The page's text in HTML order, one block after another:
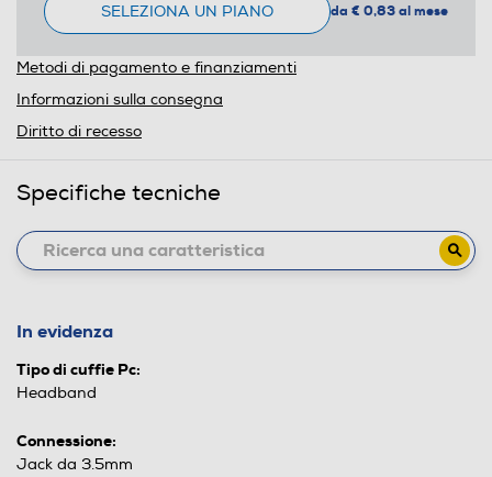
SELEZIONA UN PIANO da € 0,83 al mese
Metodi di pagamento e finanziamenti
Informazioni sulla consegna
Diritto di recesso
Specifiche tecniche
In evidenza
Tipo di cuffie Pc:
Headband
Connessione:
Jack da 3.5mm